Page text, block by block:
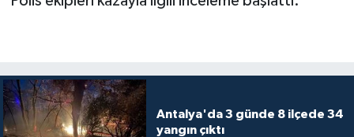
Antalya'da 3 günde 8 ilçede 34
yangın çıktı